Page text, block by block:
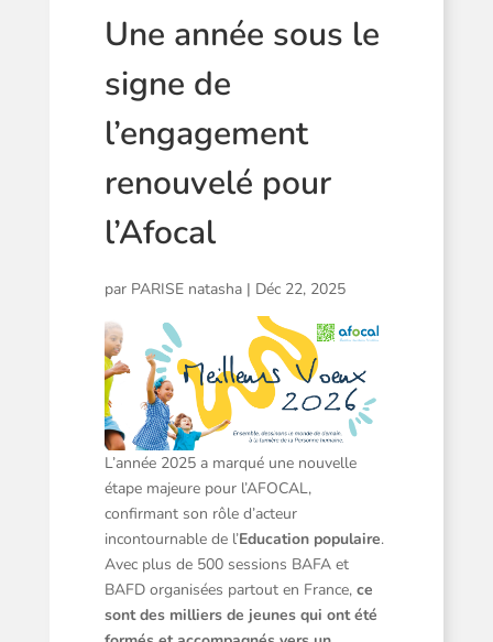
Une année sous le
signe de
l’engagement
renouvelé pour
l’Afocal
par PARISE natasha| Déc 22, 2025
L’année 2025 a marqué une nouvelle
étape majeure pour l’AFOCAL,
confirmant son rôle d’acteur
incontournable de l’Education populaire.
Avec plus de 500 sessions BAFA et
BAFD organisées partout en France, ce
sont des milliers de jeunes qui ont été